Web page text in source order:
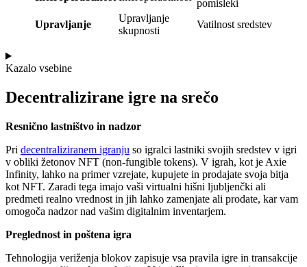
pomisleki
Upravljanje
Upravljanje
skupnosti
Vatilnost sredstev
Kazalo vsebine
Decentralizirane igre na srečo
Resnično lastništvo in nadzor
Pri decentraliziranem igranju so igralci lastniki svojih sredstev v igri
v obliki žetonov NFT (non-fungible tokens). V igrah, kot je Axie
Infinity, lahko na primer vzrejate, kupujete in prodajate svoja bitja
kot NFT. Zaradi tega imajo vaši virtualni hišni ljubljenčki ali
predmeti realno vrednost in jih lahko zamenjate ali prodate, kar vam
omogoča nadzor nad vašim digitalnim inventarjem.
Preglednost in poštena igra
Tehnologija veriženja blokov zapisuje vsa pravila igre in transakcije